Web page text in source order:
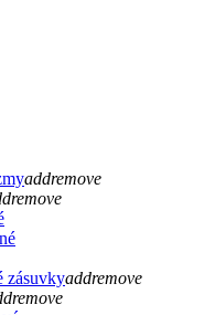
addremove
remove
zásuvkyaddremove
remove